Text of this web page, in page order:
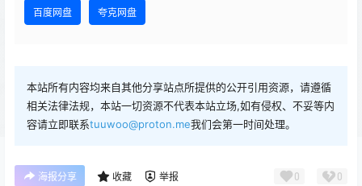
百度网盘 夸克网盘
本站所有内容均来自其他分享站点所提供的公开引用资源，请遵循
相关法律法规，本站一切资源不代表本站立场,如有侵权、不妥等内
容请立即联系tuuwoo@proton.me我们会第一时间处理。
海报分享 收藏 举报 0 0